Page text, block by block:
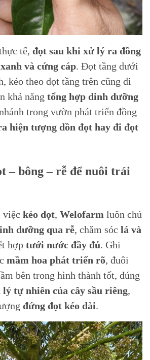
tế, đọt sau khi xử lý ra đồng
và cứng cáp. Đọt tầng dưới
kéo theo đọt tầng trên cũng đi
khả năng tổng hợp dinh dưỡng
trong vườn phát triển đồng
hiện tượng dồn đọt hay đi đọt
– bông – rễ để nuôi trái
việc kéo đọt, Welofarm luôn chú
dưỡng qua rễ, chăm sóc lá và
hợp tưới nước đầy đủ. Ghi
mầm hoa phát triển rõ, đuôi
bên trong hình thành tốt, đúng
tự nhiên của cây sầu riêng,
đứng đọt kéo dài.